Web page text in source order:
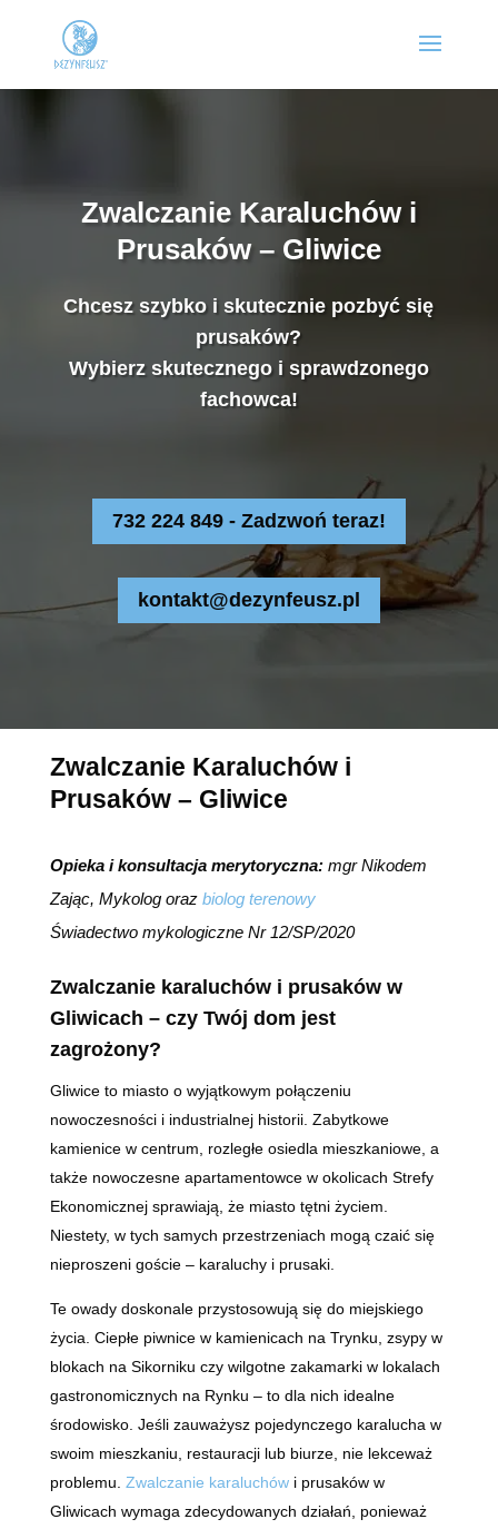
Zwalczanie Karaluchów i
Prusaków – Gliwice
Chcesz szybko i skutecznie pozbyć się
prusaków?
Wybierz skutecznego i sprawdzonego
fachowca!
732 224 849 - Zadzwoń teraz!
kontakt@dezynfeusz.pl
Zwalczanie Karaluchów i
Prusaków – Gliwice
Opieka i konsultacja merytoryczna:mgr Nikodem
Zając, Mykolog oraz biolog terenowy
Świadectwo mykologiczne Nr 12/SP/2020
Zwalczanie karaluchów i prusaków w
Gliwicach – czy Twój dom jest
zagrożony?
Gliwice to miasto o wyjątkowym połączeniu
nowoczesności i industrialnej historii. Zabytkowe
kamienice w centrum, rozległe osiedla mieszkaniowe, a
także nowoczesne apartamentowce w okolicach Strefy
Ekonomicznej sprawiają, że miasto tętni życiem.
Niestety, w tych samych przestrzeniach mogą czaić się
nieproszeni goście – karaluchy i prusaki.
Te owady doskonale przystosowują się do miejskiego
życia. Ciepłe piwnice w kamienicach na Trynku, zsypy w
blokach na Sikorniku czy wilgotne zakamarki w lokalach
gastronomicznych na Rynku – to dla nich idealne
środowisko. Jeśli zauważysz pojedynczego karalucha w
swoim mieszkaniu, restauracji lub biurze, nie lekceważ
problemu. Zwalczanie karaluchówi prusaków w
Gliwicach wymaga zdecydowanych działań, ponieważ